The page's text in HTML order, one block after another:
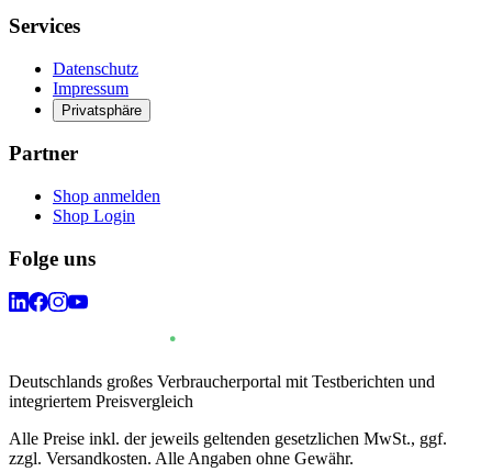
Services
Datenschutz
Impressum
Privatsphäre
Partner
Shop anmelden
Shop Login
Folge uns
Deutschlands großes Verbraucherportal mit Testberichten und
integriertem Preisvergleich
Alle Preise inkl. der jeweils geltenden gesetzlichen MwSt., ggf.
zzgl. Versandkosten. Alle Angaben ohne Gewähr.